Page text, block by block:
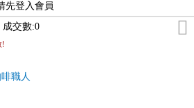
先登入會員
成交數:0
!
職人